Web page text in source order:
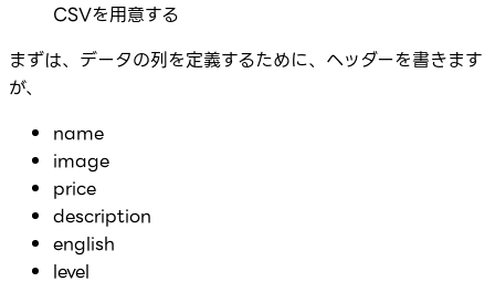
CSVを用意する
まずは、データの列を定義するために、ヘッダーを書きます
が、
name
image
price
description
english
level